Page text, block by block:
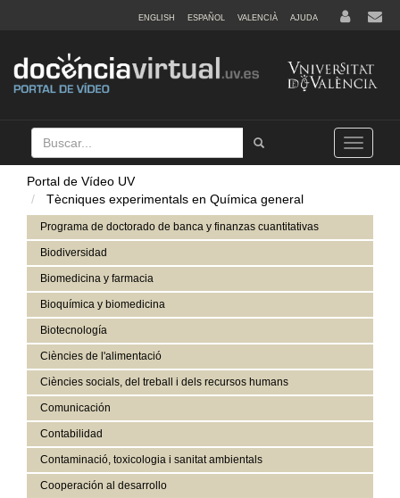
ENGLISH ESPAÑOL VALENCIÀ AJUDA
Buscar
Tramet
Toggle
navigation
Portal de Vídeo UV
Tècniques experimentals en Química general
Programa de doctorado de banca y finanzas cuantitativas
Biodiversidad
Biomedicina y farmacia
Bioquímica y biomedicina
Biotecnología
Ciències de l'alimentació
Ciències socials, del treball i dels recursos humans
Comunicación
Contabilidad
Contaminació, toxicologia i sanitat ambientals
Cooperación al desarrollo